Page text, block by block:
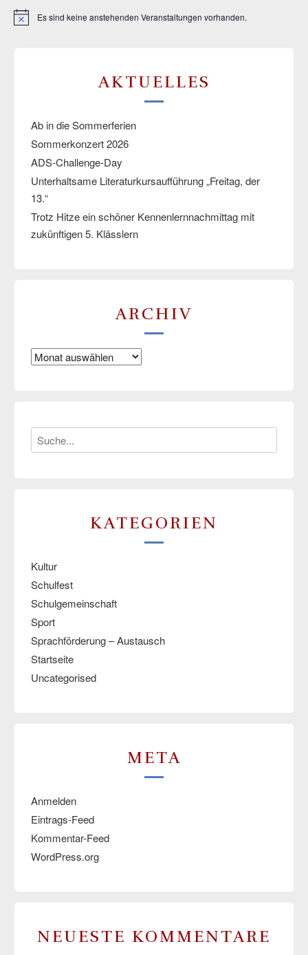
HinweisEs sind keine anstehenden Veranstaltungen vorhanden.
AKTUELLES
Ab in die Sommerferien
Sommerkonzert 2026
ADS-Challenge-Day
Unterhaltsame Literaturkursaufführung „Freitag, der
13.“
Trotz Hitze ein schöner Kennenlernnachmittag mit
zukünftigen 5. Klässlern
ARCHIV
Archiv
KATEGORIEN
Kultur
Schulfest
Schulgemeinschaft
Sport
Sprachförderung – Austausch
Startseite
Uncategorised
META
Anmelden
Eintrags-Feed
Kommentar-Feed
WordPress.org
NEUESTE KOMMENTARE